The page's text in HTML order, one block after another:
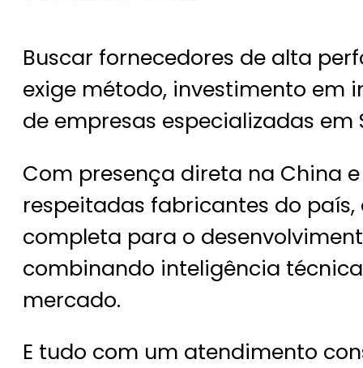
Buscar fornecedores de alta
exige método, investimento em
de empresas especializadas em
Com presença direta na China
respeitadas fabricantes do
completa para o
combinando inteligência
mercado.
E tudo com um atendimento